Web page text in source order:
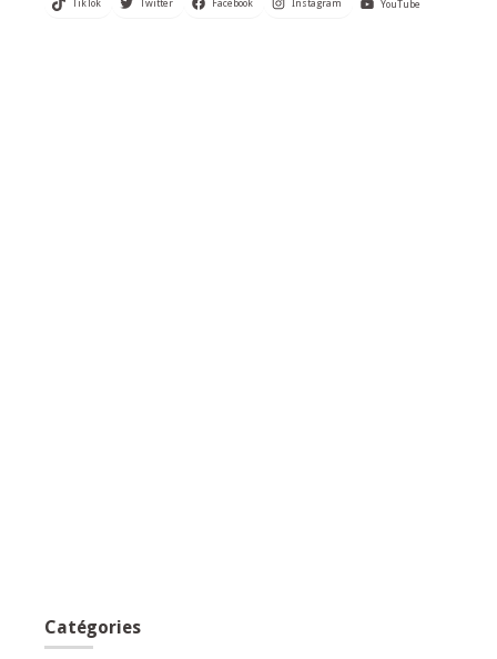
TikTok Twitter Facebook Instagram YouTube
Catégories